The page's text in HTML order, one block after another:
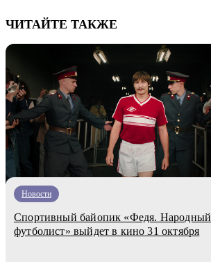
ЧИТАЙТЕ ТАКЖЕ
Новости
Спортивный байопик «Федя. Народный
футболист» выйдет в кино 31 октября